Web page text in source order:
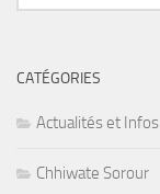
CATÉGORIES
Actualités et Infos
Chhiwate Sorour